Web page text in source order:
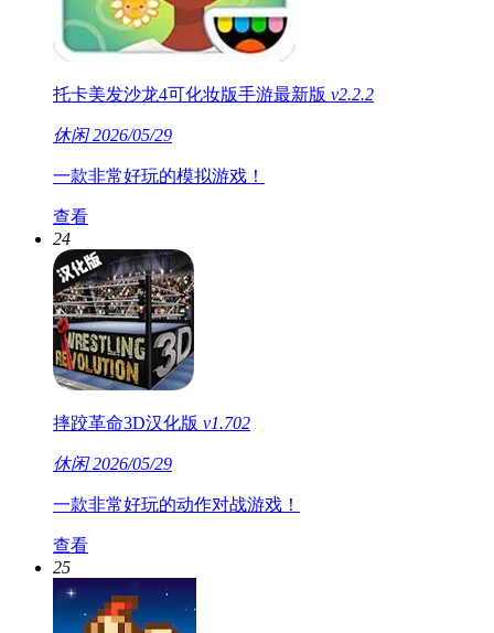
托卡美发沙龙4可化妆版手游最新版 v2.2.2
休闲2026/05/29
一款非常好玩的模拟游戏！
查看
24
摔跤革命3D汉化版 v1.702
休闲2026/05/29
一款非常好玩的动作对战游戏！
查看
25